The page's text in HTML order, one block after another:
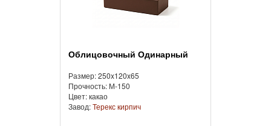
Облицовочный Одинарный
Размер: 250x120x65
Прочность: М-150
Цвет: какао
Завод:Терекс кирпич